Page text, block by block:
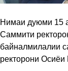
Нимаи дуюми 15
Саммити
байналмилалии
ректорони Осиёи